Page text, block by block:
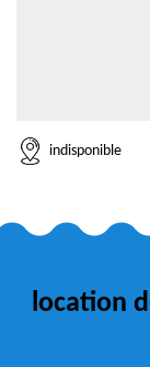
indisponible
location